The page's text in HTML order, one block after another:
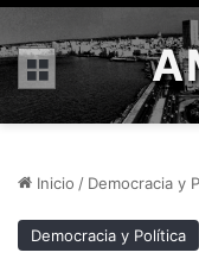
Menú
Inicio / Democracia y
Democracia y Política